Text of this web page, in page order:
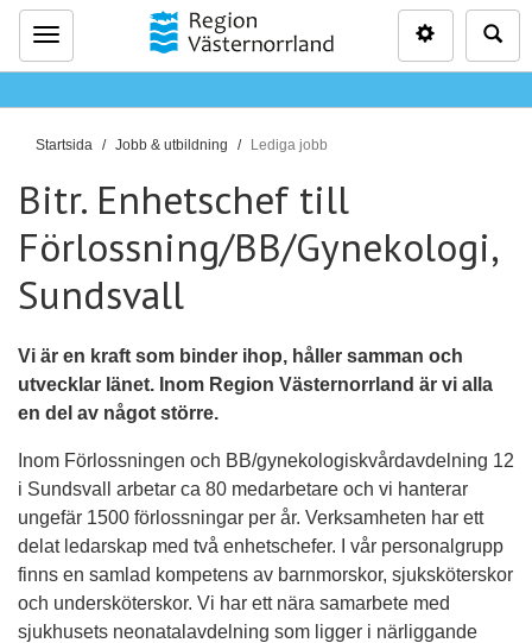
Meny
D
ä
r
h
ä
r
Startsida Jobb & utbildning Lediga jobb
Bitr. Enhetschef till
Förlossning/BB/Gynekologi,
Sundsvall
Vi är en kraft som binder ihop, håller samman och
utvecklar länet. Inom Region Västernorrland är vi alla
en del av något större.
Inom Förlossningen och BB/gynekologiskvårdavdelning 12
i Sundsvall arbetar ca 80 medarbetare och vi hanterar
ungefär 1500 förlossningar per år. Verksamheten har ett
delat ledarskap med två enhetschefer. I vår personalgrupp
finns en samlad kompetens av barnmorskor, sjuksköterskor
och undersköterskor. Vi har ett nära samarbete med
sjukhusets neonatalavdelning som ligger i närliggande